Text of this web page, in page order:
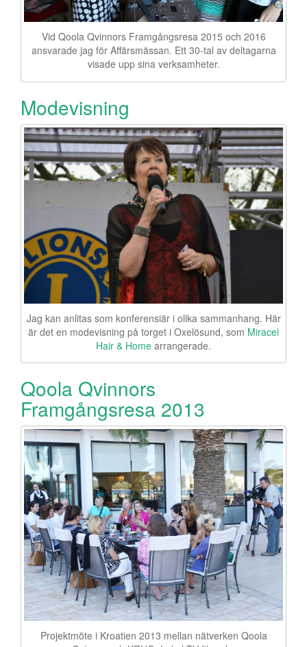
Vid Qoola Qvinnors Framgångsresa 2015 och 2016
ansvarade jag för Affärsmässan. Ett 30-tal av deltagarna
visade upp sina verksamheter.
Modevisning
Jag kan anlitas som konferensiär i olika sammanhang. Här
är det en modevisning på torget i Oxelösund, som Miracel
Hair & Home arrangerade.
Qoola Qvinnors
Framgångsresa 2013
Projektmöte i Kroatien 2013 mellan nätverken Qoola